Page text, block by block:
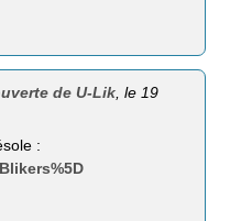
de U-Lik , le 19
: